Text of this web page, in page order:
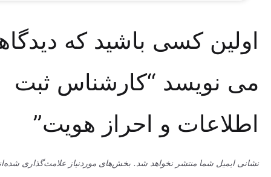
کسی باشید که دیدگاهی
“کارشناس ثبت
و احراز هویت”
شما منتشر نخواهد شد. بخش‌های موردنیاز علامت‌گذاری شده‌اند*